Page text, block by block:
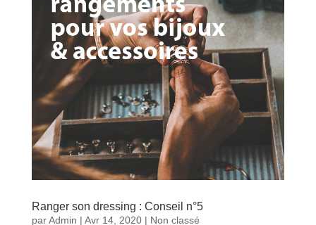
Ranger son dressing : Conseil n°5
parAdmin | Avr 14, 2020| Non classé